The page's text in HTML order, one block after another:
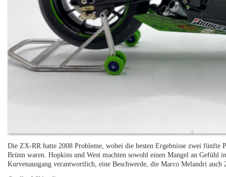
Die ZX-RR hatte 2008 Probleme, wobei die besten Ergebnisse zwei
Brünn waren. Hopkins und West machten sowohl einen Mangel an Gefühl
Kurvenausgang verantwortlich, eine Beschwerde, die Marco Melandri auch